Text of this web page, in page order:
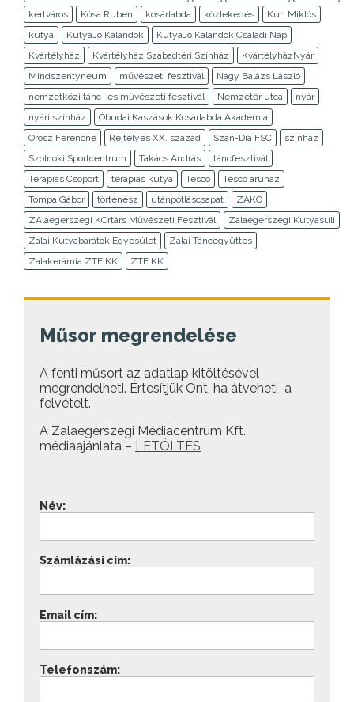
kertváros
Kósa Ruben kosárlabda közlekedés
Kun Miklós
kutya
KutyaJó Kalandok
KutyaJó Kalandok Családi Nap
Kvártélyház
Kvártélyház Szabadtéri Színház
KvártélyházNyár
Mindszentyneum
művészeti fesztivál
Nagy Balázs László
nemzetközi tánc- és művészeti fesztivál
Nemzetőr utca
nyár
nyári színház
Óbudai Kaszások Kosárlabda Akadémia
Orosz Ferencné
Rejtélyes XX. század Szan-Dia FSC
színház
Szolnoki Sportcentrum
Takács András
táncfesztivál
Terápiás Csoport
terápiás kutya Tesco
Tesco áruház
Tompa Gábor
történész utánpótláscsapat
ZAKO
ZAlaegerszegi KOrtárs Művészeti Fesztivál
Zalaegerszegi Kutyasuli
Zalai Kutyabarátok Egyesület
Zalai Táncegyüttes
Zalakerámia ZTE KK
ZTE KK
Műsor megrendelése
A fenti műsort az adatlap kitöltésével
megrendelheti. Értesítjük Önt, ha átveheti a
felvételt.
A Zalaegerszegi Médiacentrum Kft.
médiaajánlata – LETÖLTÉS
Név:
Számlázási cím:
Email cím:
Telefonszám: